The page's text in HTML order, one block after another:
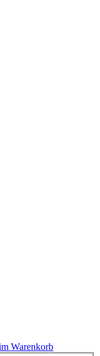
Warenkorb